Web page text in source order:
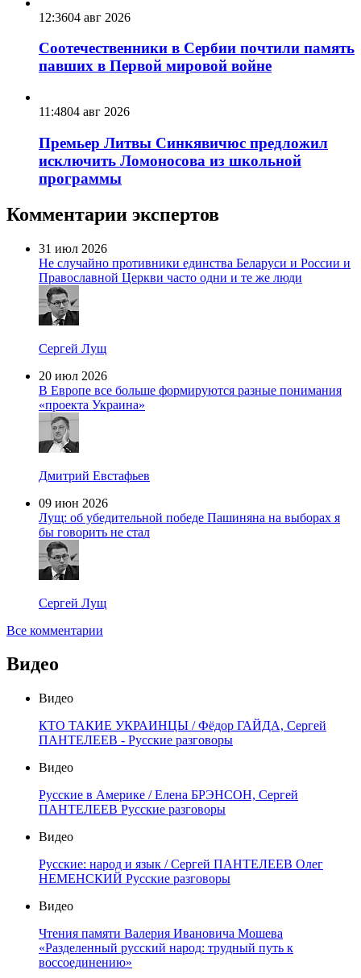
12:3604 авг 2026
Соотечественники в Сербии почтили память
павших в Первой мировой войне
11:4804 авг 2026
Премьер Литвы Синкявичюс предложил
исключить Ломоносова из школьной
программы
Комментарии экспертов
31 июл 2026
Не случайно противники единства Беларуси и России и
Православной Церкви часто одни и те же люди
Сергей Лущ
20 июл 2026
В Европе все больше формируются разные понимания
«проекта Украина»
Дмитрий Евстафьев
09 июн 2026
Лущ: об убедительной победе Пашиняна на выборах я
бы говорить не стал
Сергей Лущ
Все комментарии
Видео
Видео
КТО ТАКИЕ УКРАИНЦЫ / Фёдор ГАЙДА, Сергей
ПАНТЕЛЕЕВ - Русские разговоры
Видео
Русские в Америке / Елена БРЭНСОН, Сергей
ПАНТЕЛЕЕВ Русские разговоры
Видео
Русские: народ и язык / Сергей ПАНТЕЛЕЕВ Олег
НЕМЕНСКИЙ Русские разговоры
Видео
Чтения памяти Валерия Ивановича Мошева
«Разделенный русский народ: трудный путь к
воссоединению»